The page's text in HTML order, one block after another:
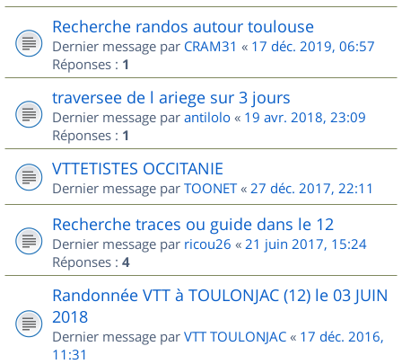
Recherche randos autour toulouse
Dernier message par CRAM31 « 17 déc. 2019, 06:57
Réponses : 1
traversee de l ariege sur 3 jours
Dernier message par antilolo « 19 avr. 2018, 23:09
Réponses : 1
VTTETISTES OCCITANIE
Dernier message par TOONET« 27 déc. 2017, 22:11
Recherche traces ou guide dans le 12
Dernier message par ricou26 « 21 juin 2017, 15:24
Réponses : 4
Randonnée VTT à TOULONJAC (12) le 03 JUIN
2018
Dernier message par VTT TOULONJAC « 17 déc. 2016,
11:31